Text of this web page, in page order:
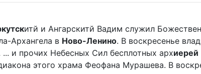
итй и Ангарскитй Вадим служил
Архангела в Ново-Ленино. В воскресенье
и прочих Небесных Сил бесплотных архиерей
этого храма Феофана Мурашева. В